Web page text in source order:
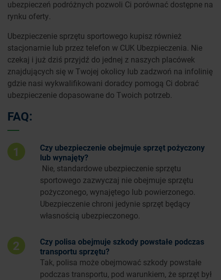
ubezpieczeń podróżnych pozwoli Ci porównać dostępne na
rynku oferty.
Ubezpieczenie sprzętu sportowego kupisz również
stacjonarnie lub przez telefon w CUK Ubezpieczenia. Nie
czekaj i już dziś przyjdź do jednej z naszych placówek
znajdujących się w Twojej okolicy lub zadzwoń na infolinię
gdzie nasi wykwalifikowani doradcy pomogą Ci dobrać
ubezpieczenie dopasowane do Twoich potrzeb.
FAQ:
1
Czy ubezpieczenie obejmuje sprzęt pożyczony
lub wynajęty?
Nie, standardowe ubezpieczenie sprzętu
sportowego zazwyczaj nie obejmuje sprzętu
pożyczonego, wynajętego lub powierzonego.
Ubezpieczenie chroni jedynie sprzęt będący
własnością ubezpieczonego.
2
Czy polisa obejmuje szkody powstałe podczas
transportu sprzętu?
Tak, polisa może obejmować szkody powstałe
podczas transportu, pod warunkiem, że sprzęt był